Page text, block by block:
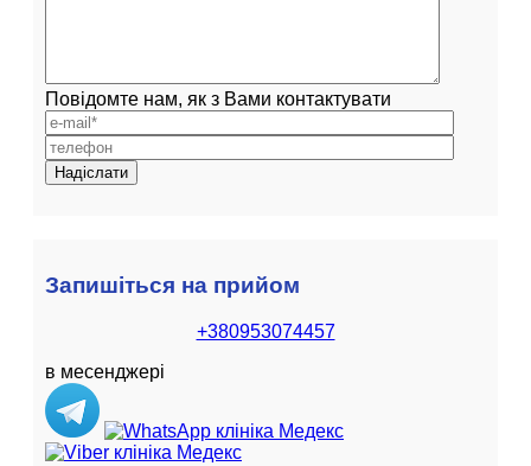
Повідомте нам, як з Вами контактувати
Запишіться на прийом
+380953074457
в месенджері